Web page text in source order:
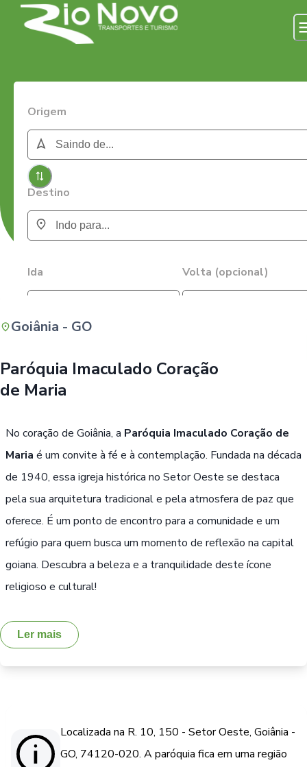
Origem
Destino
Ida Volta (opcional)
Goiânia - GO
Paróquia Imaculado Coração
de Maria
No coração de Goiânia, a Paróquia Imaculado Coração de
Maria é um convite à fé e à contemplação. Fundada na década
de 1940, essa igreja histórica no Setor Oeste se destaca
pela sua arquitetura tradicional e pela atmosfera de paz que
oferece. É um ponto de encontro para a comunidade e um
refúgio para quem busca um momento de reflexão na capital
goiana. Descubra a beleza e a tranquilidade deste ícone
religioso e cultural!
Ler mais
Localizada na R. 10, 150 - Setor Oeste, Goiânia -
GO, 74120-020. A paróquia fica em uma região